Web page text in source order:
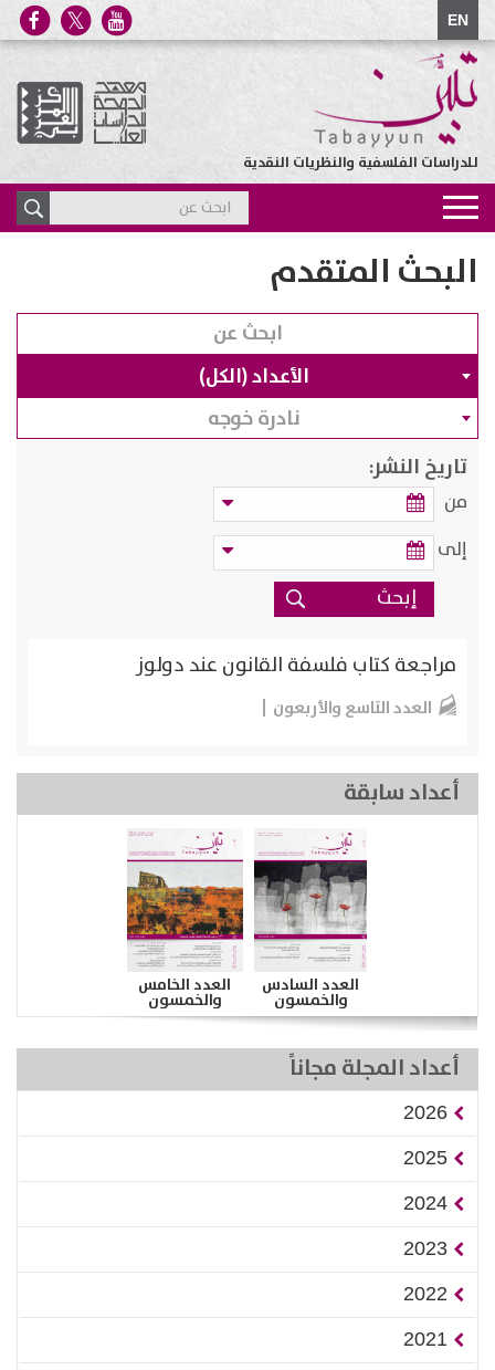
EN
للدراسات الفلسفية والنظريات النقدية
Toggle
navigation
البحث المتقدم
الأعداد (الكل)
نادرة خوجه
تاريخ النشر:
من
إلى
مراجعة كتاب فلسفة القانون عند دولوز
العدد التاسع والأربعون
أعداد سابقة
العدد السادس
والخمسون
العدد الخامس
والخمسون
أعداد المجلة مجاناً
2026
2025
2024
2023
2022
2021